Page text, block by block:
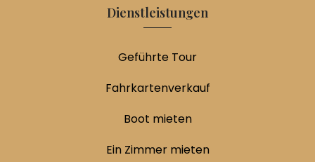
Dienstleistungen
Geführte Tour
Fahrkartenverkauf
Boot mieten
Ein Zimmer mieten